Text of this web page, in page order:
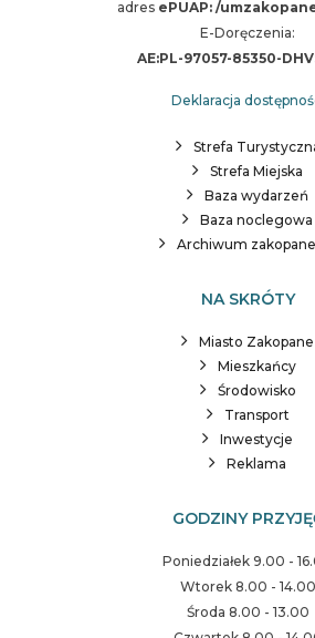
adres ePUAP: /
E-Doręczenia:
AE:PL-97057-85350-
Deklaracja
Strefa
Strefa Miejska
Baza wydarzeń
Baza noclegowa
Archiwum
NA SKRÓTY
Miasto Zakopane
Mieszkańcy
Środowisko
Transport
Inwestycje
Reklama
GODZINY
Poniedziałek 9.00 -
Wtorek 8.00 - 14.00
Środa 8.00 - 13.00